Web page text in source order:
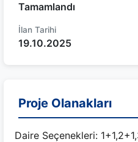
Tamamlandı
İlan Tarihi
19.10.2025
Proje Olanakları
Daire Seçenekleri: